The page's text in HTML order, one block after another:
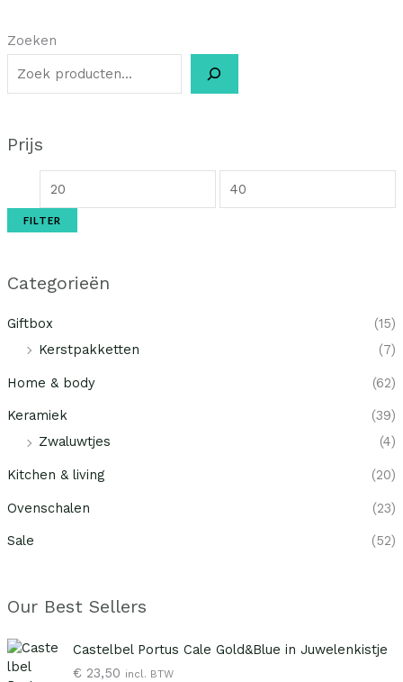
Zoeken
Prijs
FILTER
Categorieën
Giftbox
(15)
Kerstpakketten
(7)
Home & body (62)
Keramiek
(39)
Zwaluwtjes
(4)
Kitchen & living (20)
Ovenschalen (23)
Sale (52)
Our Best Sellers
Castelbel Portus Cale Gold&Blue in Juwelenkistje
€23,50 incl. BTW